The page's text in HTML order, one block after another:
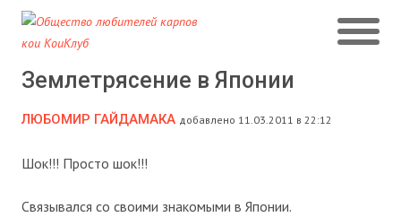
Землетрясение в Японии
ЛЮБОМИР ГАЙДАМАКА добавлено 11.03.2011 в 22:12
Шок!!! Просто шок!!!
Связывался со своими знакомыми в Японии.